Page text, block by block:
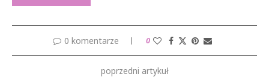
0 komentarze 0
poprzedni artykuł